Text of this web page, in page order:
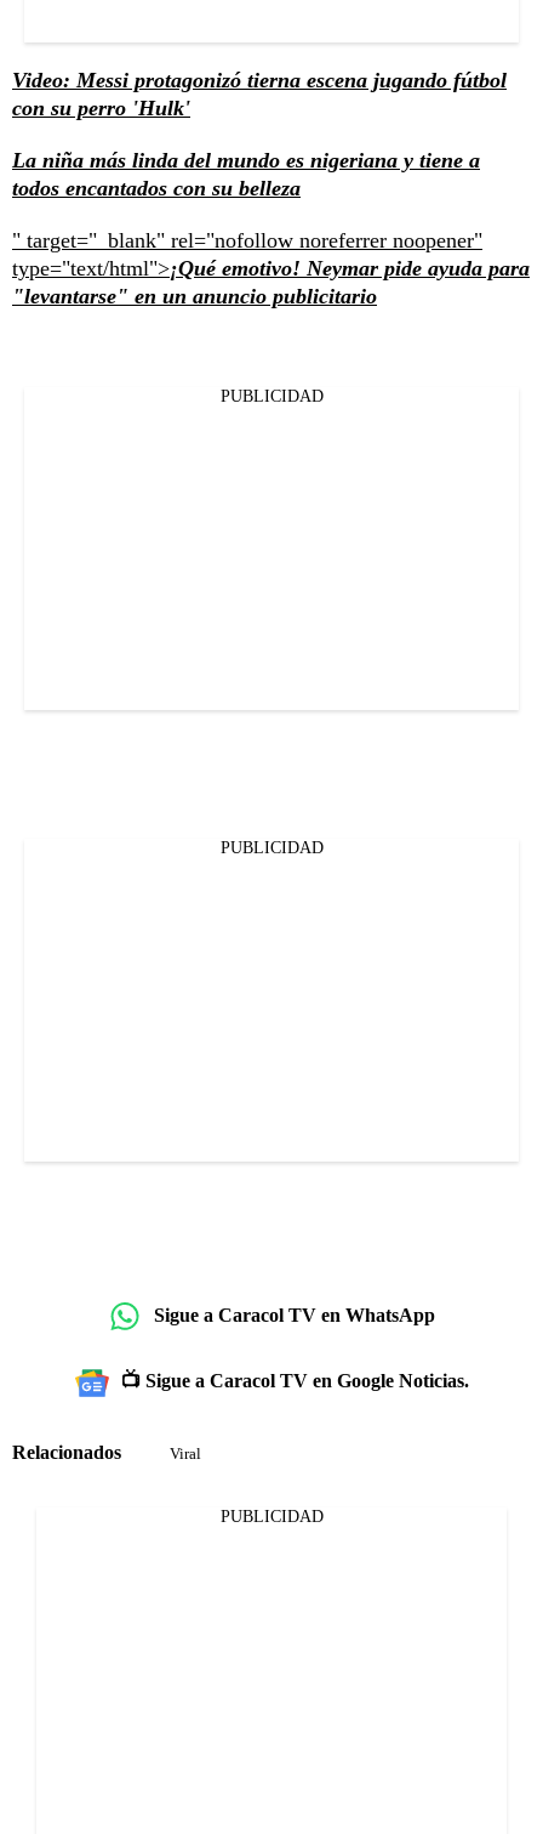
Video: Messi protagonizó tierna escena jugando fútbol
con su perro 'Hulk'
La niña más linda del mundo es nigeriana y tiene a
todos encantados con su belleza
" target="_blank" rel="nofollow noreferrer noopener"
type="text/html">¡Qué emotivo! Neymar pide ayuda para
"levantarse" en un anuncio publicitario
PUBLICIDAD
PUBLICIDAD
Sigue a Caracol TV en WhatsApp
📺 Sigue a Caracol TV en Google Noticias.
Relacionados Viral
PUBLICIDAD